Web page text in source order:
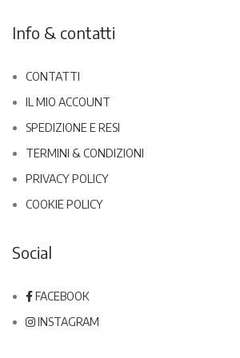
Info & contatti
CONTATTI
IL MIO ACCOUNT
SPEDIZIONE E RESI
TERMINI & CONDIZIONI
PRIVACY POLICY
COOKIE POLICY
Social
FACEBOOK
INSTAGRAM